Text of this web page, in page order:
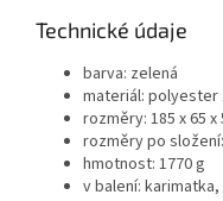
Technické údaje
barva: zelená
materiál: polyester
rozměry: 185 x 65 x
rozměry po
hmotnost: 1770 g
v balení: